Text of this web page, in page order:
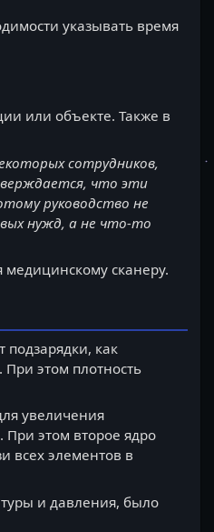
указывать время
или объекте. Также в
сотрудников,
что эти
руководство не
нужд, а не что-то
сканеру.
как
При этом плотность
увеличения
этом второе ядро
всех элементов в
и давления, было